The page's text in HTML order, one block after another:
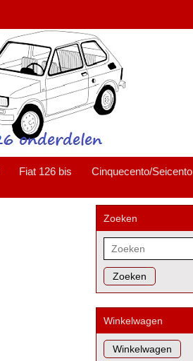
Fiat 126 bis
Cinquecento/Seicento
Zoeken
Zoeken
Winkelwagen